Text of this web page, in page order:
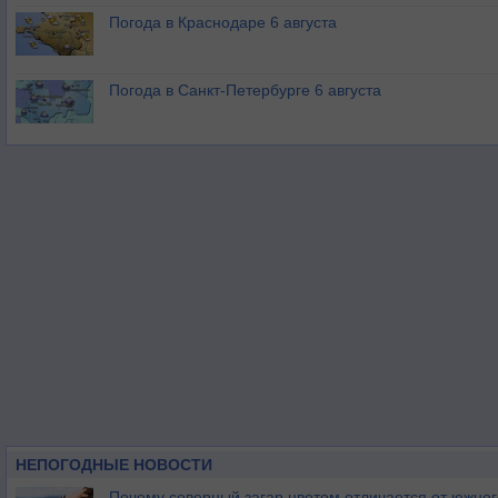
Погода в Краснодаре 6 августа
Погода в Санкт-Петербурге 6 августа
НЕПОГОДНЫЕ НОВОСТИ